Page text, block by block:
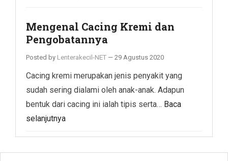
Mengenal Cacing Kremi dan
Pengobatannya
Posted by Lenterakecil-NET — 29 Agustus 2020
Cacing kremi merupakan jenis penyakit yang
sudah sering dialami oleh anak-anak. Adapun
bentuk dari cacing ini ialah tipis serta… Baca
selanjutnya